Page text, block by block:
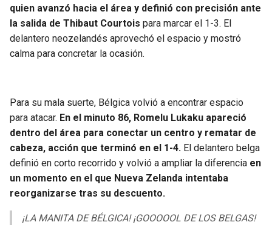
quien avanzó hacia el área y definió con precisión ante
la salida de Thibaut Courtois para marcar el 1-3. El
delantero neozelandés aprovechó el espacio y mostró
calma para concretar la ocasión.
Para su mala suerte, Bélgica volvió a encontrar espacio
para atacar. En el minuto 86, Romelu Lukaku apareció
dentro del área para conectar un centro y rematar de
cabeza, acción que terminó en el 1-4. El delantero belga
definió en corto recorrido y volvió a ampliar la diferencia en
un momento en el que Nueva Zelanda intentaba
reorganizarse tras su descuento.
¡LA MANITA DE BÉLGICA! ¡GOOOOOL DE LOS BELGAS!